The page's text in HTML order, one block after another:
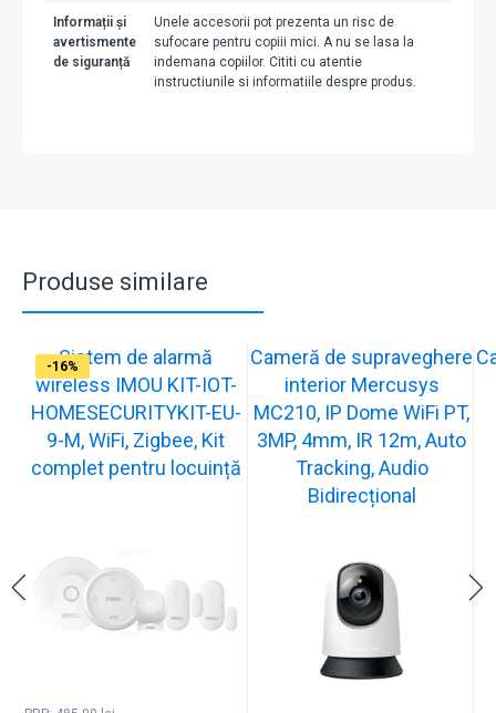
Informații și
avertismente
de siguranță
Unele accesorii pot prezenta un risc de
sufocare pentru copiii mici. A nu se lasa la
indemana copiilor. Cititi cu atentie
instructiunile si informatiile despre produs.
Produse similare
-31%
Sistem de alarmă
wireless IMOU KIT-IOT-
HOMESECURITYKIT-EU-
9-M, WiFi, Zigbee, Kit
complet pentru locuință
-19%
Cameră de supraveghere
interior Mercusys
MC210, IP Dome WiFi PT,
3MP, 4mm, IR 12m, Auto
Tracking, Audio
Bidirecțional
-21%
-13%
-15%
-20%
-12%
-13%
-16%